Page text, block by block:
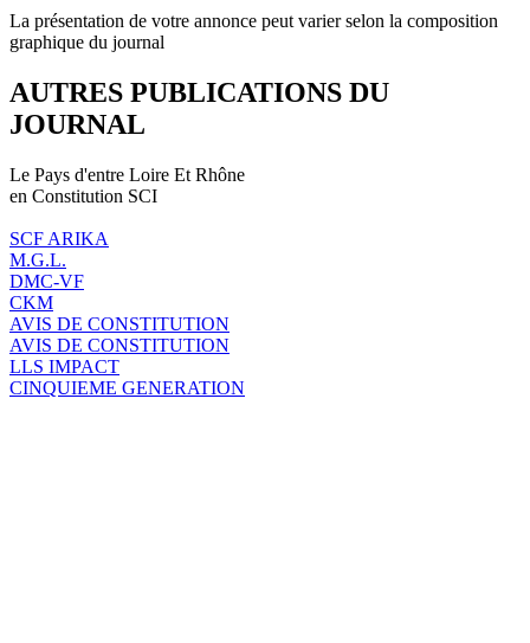
La présentation de votre annonce peut varier selon la composition
graphique du journal
AUTRES PUBLICATIONS DU
JOURNAL
Le Pays d'entre Loire Et Rhône
en Constitution SCI
SCF ARIKA
M.G.L.
DMC-VF
CKM
AVIS DE CONSTITUTION
AVIS DE CONSTITUTION
LLS IMPACT
CINQUIEME GENERATION